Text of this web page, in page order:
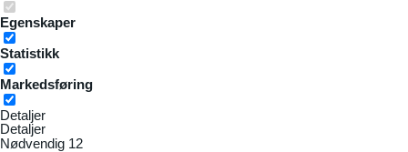
Egenskaper
Statistikk
Markedsføring
Detaljer
Detaljer
Nødvendig 12